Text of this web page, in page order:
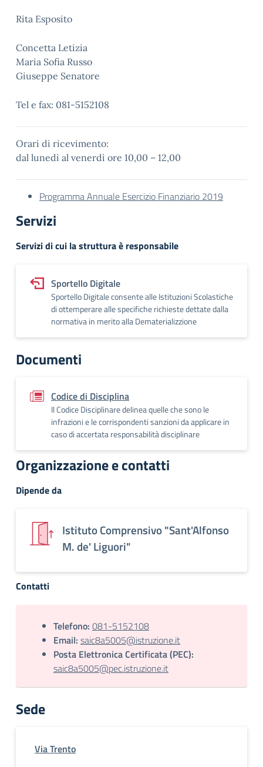
Rita Esposito
Concetta Letizia
Maria Sofia Russo
Giuseppe Senatore
Tel e fax: 081-5152108
Orari di ricevimento:
dal lunedì al venerdì ore 10,00 – 12,00
Programma Annuale Esercizio Finanziario 2019
Servizi
Servizi di cui la struttura è responsabile
Sportello Digitale
Sportello Digitale consente alle Istituzioni Scolastiche
di ottemperare alle specifiche richieste dettate dalla
normativa in merito alla Dematerializzione
Documenti
Codice di Disciplina
Il Codice Disciplinare delinea quelle che sono le
infrazioni e le corrispondenti sanzioni da applicare in
caso di accertata responsabilità disciplinare
Organizzazione e contatti
Dipende da
Istituto Comprensivo "Sant'Alfonso
M. de' Liguori"
Contatti
Telefono: 081-5152108
Email: saic8a5005@istruzione.it
Posta Elettronica Certificata (PEC):
saic8a5005@pec.istruzione.it
Sede
Via Trento